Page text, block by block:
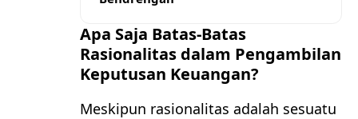
Apa Saja Batas-Batas
Rasionalitas dalam Pengambilan
Keputusan Keuangan?
Meskipun rasionalitas adalah sesuatu